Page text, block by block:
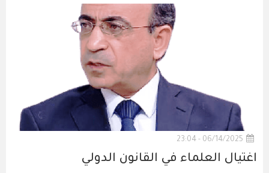
06/14/2025 - 23:04
اغتيال العلماء في القانون الدولي